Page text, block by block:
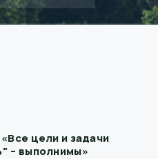
цели и задачи
– выполнимы»